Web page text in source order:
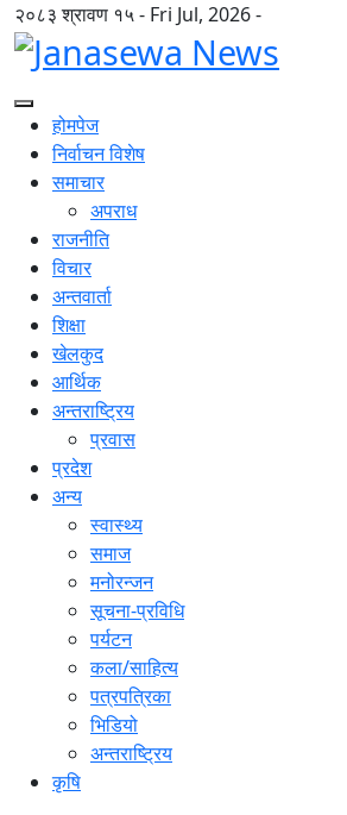
२०८३ श्रावण १५ - Fri Jul, 2026 -
होमपेज
निर्वाचन विशेष
समाचार
अपराध
राजनीति
विचार
अन्तवार्ता
शिक्षा
खेलकुद
आर्थिक
अन्तराष्ट्रिय
प्रवास
प्रदेश
अन्य
स्वास्थ्य
समाज
मनोरन्जन
सूचना-प्रविधि
पर्यटन
कला/साहित्य
पत्रपत्रिका
भिडियो
अन्तराष्ट्रिय
कृषि